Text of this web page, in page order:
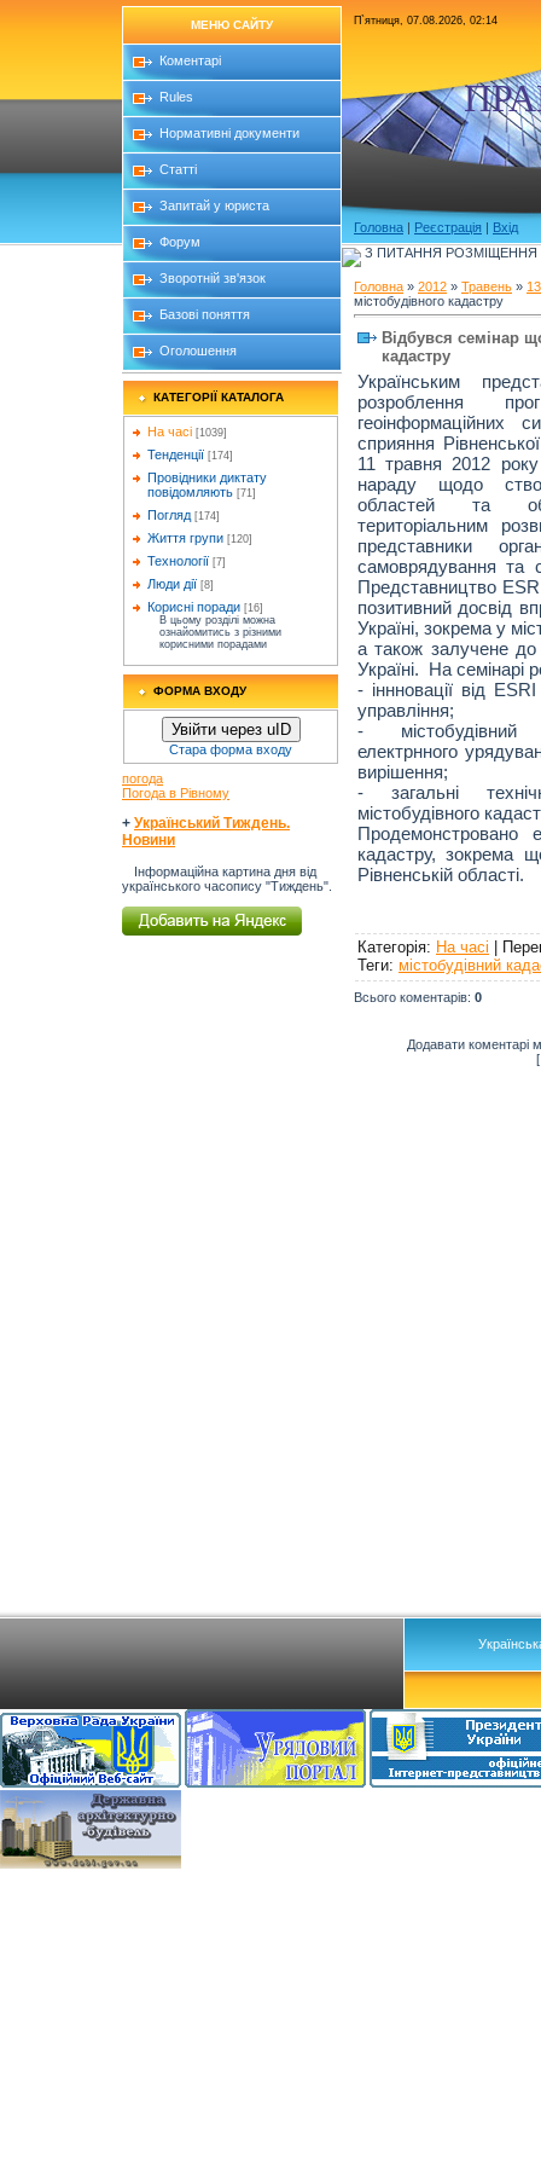
МЕНЮ САЙТУ
Коментарі
Rules
Нормативні документи
Статті
Запитай у юриста
Форум
Зворотній зв'язок
Базові поняття
Оголошення
КАТЕГОРІЇ КАТАЛОГА
На часі [1039]
Тенденції [174]
Провідники диктату
повідомляють [71]
Погляд [174]
Життя групи [120]
Технології [7]
Люди дії [8]
Корисні поради [16]
В цьому розділі можна
ознайомитись з різними
корисними порадами
ФОРМА ВХОДУ
Увійти через uID
Стара форма входу
погода
Погода в Рівному
+ Український Тиждень.
Новини
Інформаційна картина дня від
українського часопису "Тиждень".
П`ятниця, 07.08.2026, 02:14
Головна | Реєстрація | Вхід
З ПИТАННЯ РОЗМІЩЕННЯ
Головна » 2012 » Травень » 13
містобудівного кадастру
Відбувся семінар
кадастру
Українським
розроблення
сприяння
11 травня 2012
нараду щодо
областей та
територіальним
представники
самоврядування та
Представництво
позитивний досвід
Україні, зокрема у
а також залучене до
Україні. На семінарі
- іннновації від
управління;
- містобудівний
електрнного
вирішення;
- загальні
містобудівного
Продемонстровано
кадастру, зокрема
Рівненській області.
Категорія: На часі |
Теги: містобудівний
Всього коментарів: 0
Додавати коментарі